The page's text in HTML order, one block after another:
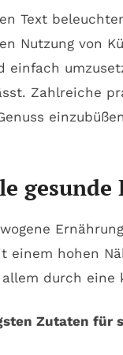
Text
Nutzung von
einfach
Zahlreiche
einem hohen
durch eine
Zutaten für